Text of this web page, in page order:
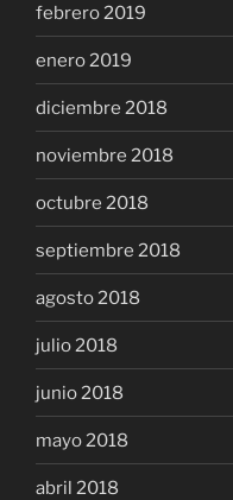
febrero 2019
enero 2019
diciembre 2018
noviembre 2018
octubre 2018
septiembre 2018
agosto 2018
julio 2018
junio 2018
mayo 2018
abril 2018